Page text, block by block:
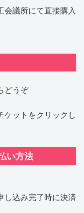
会議所にて直接購入
どうぞ
ケットをクリックし
い方法
し込み完了時に決済